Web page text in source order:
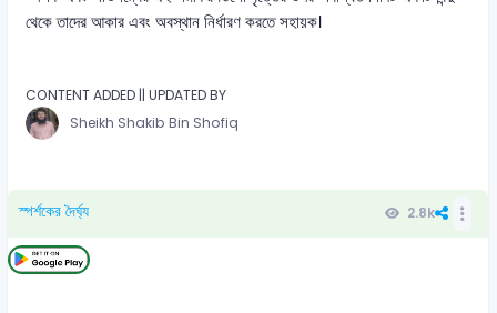
থেকে তাদের আকার এবং অবস্থান নির্ধারণ করতে সহায়ক।
CONTENT ADDED || UPDATED BY
Sheikh Shakib Bin Shofiq
স্পর্শকের দৈর্ঘ্য 2.8k